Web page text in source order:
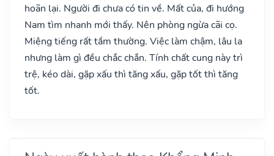
hoãn lại. Người đi chưa có tin về. Mất của, đi hướng
Nam tìm nhanh mới thấy. Nên phòng ngừa cãi cọ.
Miệng tiếng rất tầm thường. Việc làm chậm, lâu la
nhưng làm gì đều chắc chắn. Tính chất cung này trì
trệ, kéo dài, gặp xấu thì tăng xấu, gặp tốt thì tăng
tốt.